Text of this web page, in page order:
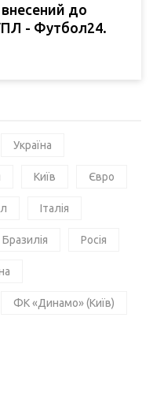
до
- Футбол24.
Україна
Київ Євро
Італія
Бразилія Росія
ФК «Динамо» (Київ)